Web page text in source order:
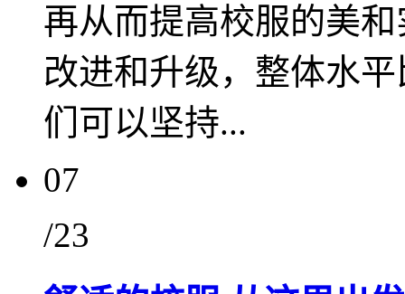
再从而提高校服的美
改进和升级，整体水
们可以坚持...
07
/23